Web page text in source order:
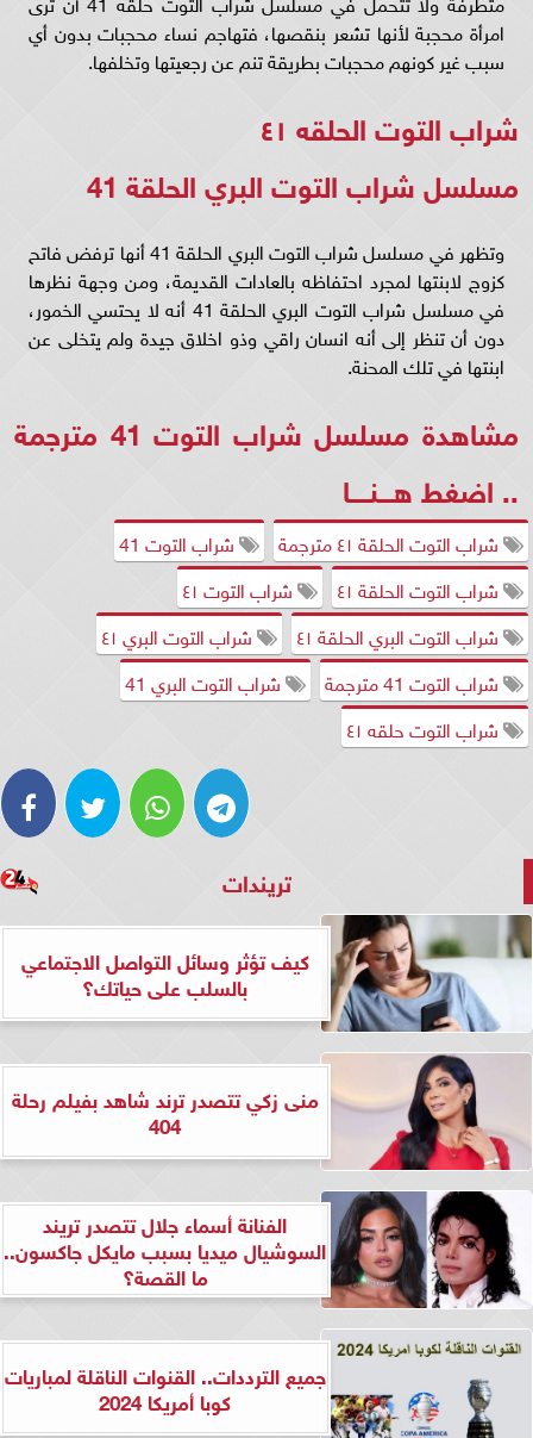
امرأة محجبة لأنها تشعر بنقصها، فتهاجم نساء محجبات بدون أي
سبب غير كونهم محجبات بطريقة تنم عن رجعيتها وتخلفها.
شراب التوت الحلقه ٤١
مسلسل شراب التوت البري الحلقة 41
وتظهر في مسلسل شراب التوت البري الحلقة 41 أنها ترفض فاتح
كزوج لابنتها لمجرد احتفاظه بالعادات القديمة، ومن وجهة نظرها
في مسلسل شراب التوت البري الحلقة 41 أنه لا يحتسي الخمور،
دون أن تنظر إلى أنه انسان راقي وذو اخلاق جيدة ولم يتخلى عن
ابنتها في تلك المحنة.
مشاهدة مسلسل شراب التوت 41 مترجمة
.. اضغط هـــنــــا
شراب التوت الحلقة ٤١ مترجمة
شراب التوت 41
شراب التوت الحلقة ٤١
شراب التوت ٤١
شراب التوت البري الحلقة ٤١
شراب التوت البري ٤١
شراب التوت 41 مترجمة
شراب التوت البري 41
شراب التوت حلقه ٤١
تريندات
كيف تؤثر وسائل التواصل الاجتماعي
بالسلب على حياتك؟
منى زكي تتصدر ترند شاهد بفيلم رحلة
404
الفنانة أسماء جلال تتصدر تريند
السوشيال ميديا بسبب مايكل جاكسون..
ما القصة؟
جميع الترددات.. القنوات الناقلة لمباريات
كوبا أمريكا 2024